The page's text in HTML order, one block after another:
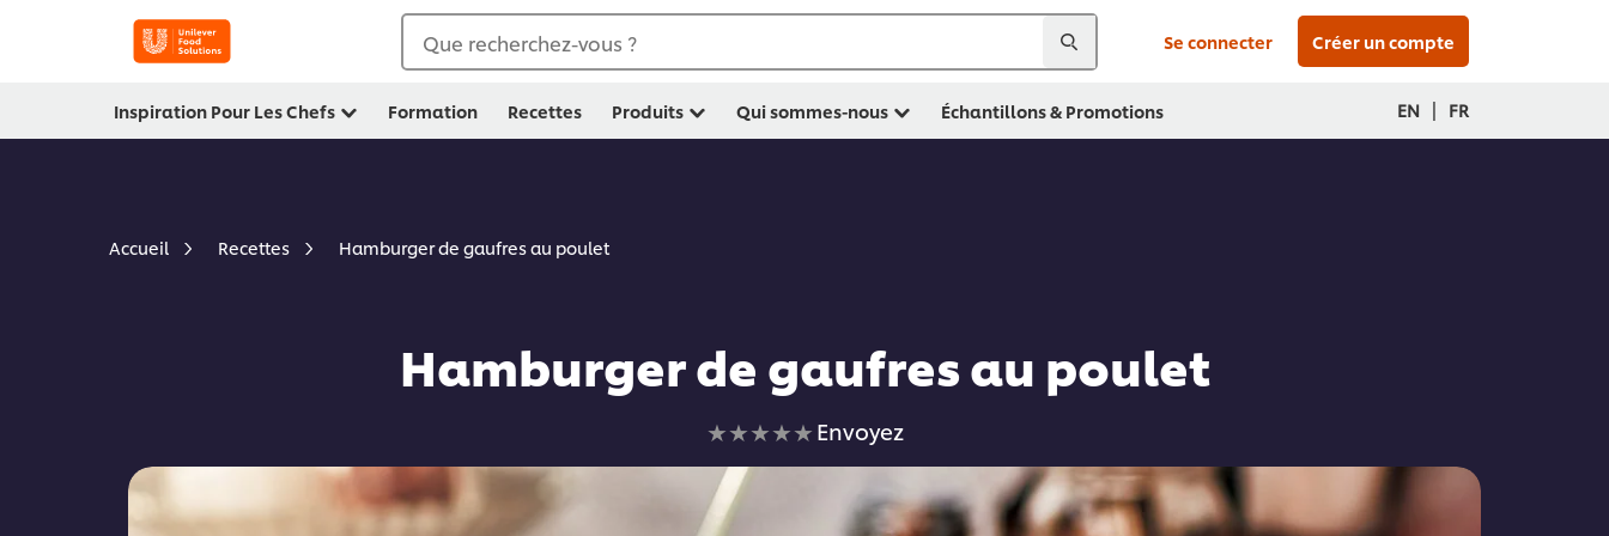
Que recherchez-vous ? Se connecter Créer un compte
Inspiration Pour Les Chefs Formation Recettes Produits Qui sommes-nous Échantillons & Promotions EN | FR
Accueil Recettes Hamburger de gaufres au poulet
Hamburger de gaufres au poulet
Aucune
évaluation
soumise
pour
Envoyez